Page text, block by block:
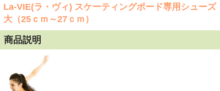
La-VIE(ラ・ヴィ) スケーティングボード専用シューズ
大（25ｃｍ～27ｃｍ）
商品説明